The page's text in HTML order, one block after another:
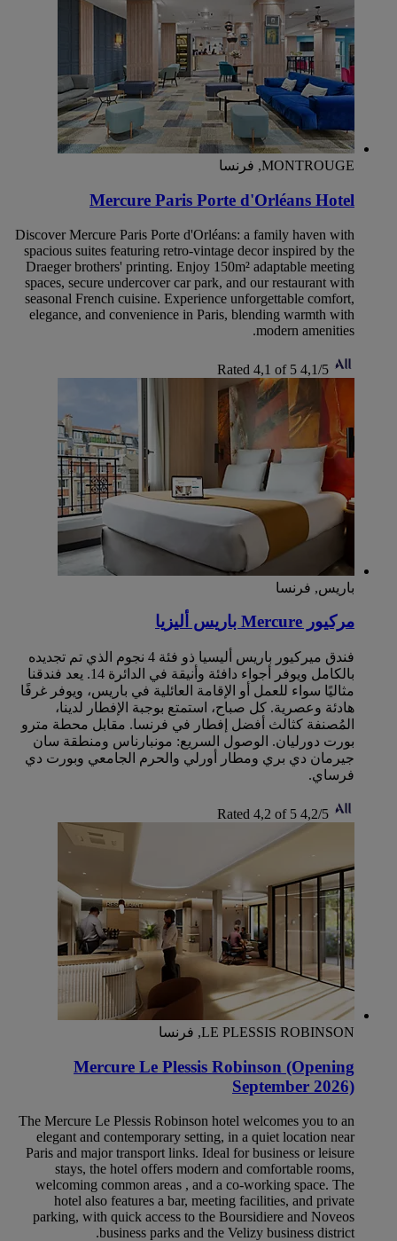
MONTROUGE, فرنسا
Mercure Paris Porte d'Orléans Hotel
Discover Mercure Paris Porte d'Orléans: a family haven with
spacious suites featuring retro-vintage decor inspired by the
Draeger brothers' printing. Enjoy 150m² adaptable meeting
spaces, secure undercover car park, and our restaurant with
seasonal French cuisine. Experience unforgettable comfort,
elegance, and convenience in Paris, blending warmth with
modern amenities.
4,1/5
Rated 4,1 of 5
باريس, فرنسا
مركيور Mercure باريس أليزيا
فندق ميركيور باريس أليسيا ذو فئة 4 نجوم الذي تم تجديده
بالكامل ويوفر أجواء دافئة وأنيقة في الدائرة 14. يعد فندقنا
مثاليًا سواء للعمل أو الإقامة العائلية في باريس، ويوفر غرفًا
هادئة وعصرية. كل صباح، استمتع بوجبة الإفطار لدينا،
المُصنفة كثالث أفضل إفطار في فرنسا. مقابل محطة مترو
بورت دورليان. الوصول السريع: مونبارناس ومنطقة سان
جيرمان دي بري ومطار أورلي والحرم الجامعي وبورت دي
فرساي.
4,2/5
Rated 4,2 of 5
LE PLESSIS ROBINSON, فرنسا
Mercure Le Plessis Robinson (Opening
September 2026)
The Mercure Le Plessis Robinson hotel welcomes you to an
elegant and contemporary setting, in a quiet location near
Paris and major transport links. Ideal for business or leisure
stays, the hotel offers modern and comfortable rooms,
welcoming common areas , and a co-working space. The
hotel also features a bar, meeting facilities, and private
parking, with quick access to the Boursidiere and Noveos
business parks and the Velizy business district.